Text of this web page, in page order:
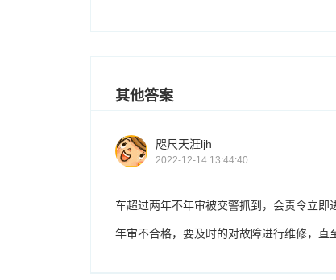
其他答案
咫尺天涯ljh
2022-12-14 13:44:40
车超过两年不年审被交警抓到，会责令立
年审不合格，要及时的对故障进行维修，直